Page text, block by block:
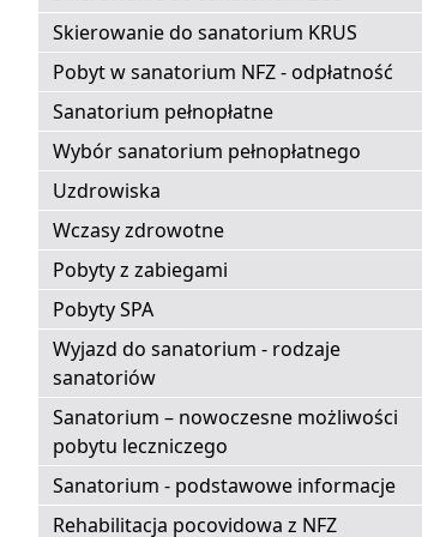
Skierowanie do sanatorium KRUS
Pobyt w sanatorium NFZ - odpłatność
Sanatorium pełnopłatne
Wybór sanatorium pełnopłatnego
Uzdrowiska
Wczasy zdrowotne
Pobyty z zabiegami
Pobyty SPA
Wyjazd do sanatorium - rodzaje
sanatoriów
Sanatorium – nowoczesne możliwości
pobytu leczniczego
Sanatorium - podstawowe informacje
Rehabilitacja pocovidowa z NFZ